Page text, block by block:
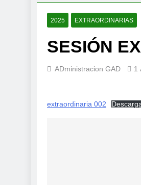
2025 EXTRAORDINARIAS
SESIÓN
ADministracion GAD 1
extraordinaria 002